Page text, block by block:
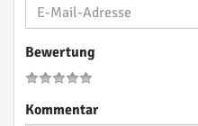
Bewertung
Kommentar